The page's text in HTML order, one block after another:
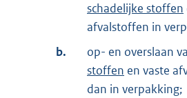
schadelijke stoffen
afvalstoffen in
b.
op- en overslaan
stoffen en vaste
dan in verpakking;